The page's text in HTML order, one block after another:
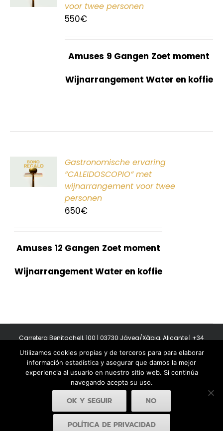
voor twee personen
550€
Amuses 9 Gangen Zoet moment
Wijnarrangement Water en koffie
Gastronomische ervaring
“CALEIDOSCOPIO” met
wijnarrangement voor twee
personen
650€
Amuses 12 Gangen Zoet moment
Wijnarrangement Water en koffie
Carretera Benitachell, 100 | 03730 Jávea/Xàbia, Alicante | +34
Copyright 2011-2026 BonAmb Restaurant | All Rights Reserved |
Política de privacidad|Powered by Insertcom
Facebook
YouTubeInstagram
MyBusiness
Utilizamos cookies propias y de terceros para para elaborar
información estadística y asegurar que damos la mejor
experiencia al usuario en nuestro sitio web. Si continúa
navegando acepta su uso.
OK Y SEGUIR NO
POLÍTICA DE PRIVACIDAD